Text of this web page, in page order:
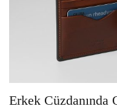
Erkek Cüzdanında